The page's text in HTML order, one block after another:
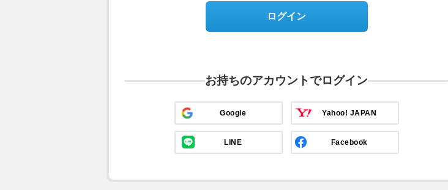
ログイン
お持ちのアカウントでログイン
Google Yahoo! JAPAN
LINE Facebook